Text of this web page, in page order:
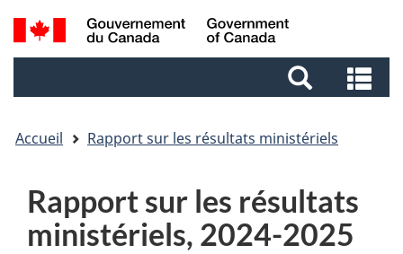
Aller
au
Aller
au
Passer
à
Recherche
et
et
Accueil Rapport sur les résultats ministériels
Rapport sur les résultats
ministériels, 2024-2025